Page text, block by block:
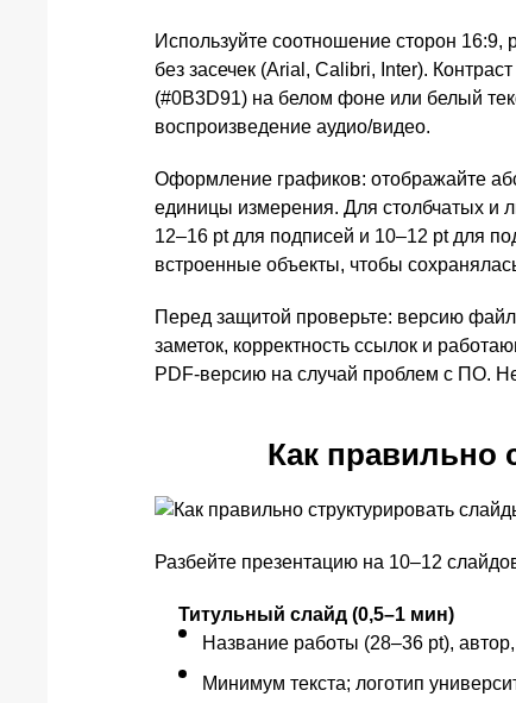
Используйте соотношение сторон
без засечек (Arial, Calibri, Inter).
(#0B3D91) на белом фоне или белый
воспроизведение аудио/видео.
Оформление графиков: отображайте
единицы измерения. Для столбчатых и
12–16 pt для подписей и 10–12 pt для
встроенные объекты, чтобы
Перед защитой проверьте: версию
заметок, корректность ссылок и
PDF‑версию на случай проблем с ПО.
Как правильно
Разбейте презентацию на 10–12
Титульный слайд (0,5–1 мин)
Название работы (28–36 pt),
Минимум текста; логотип